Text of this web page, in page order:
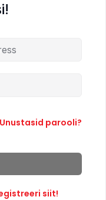
Unustasid parooli?
siit!